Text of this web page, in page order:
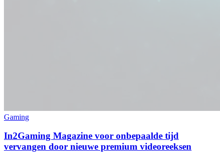
Gaming
In2Gaming Magazine voor onbepaalde tijd
vervangen door nieuwe premium videoreeksen